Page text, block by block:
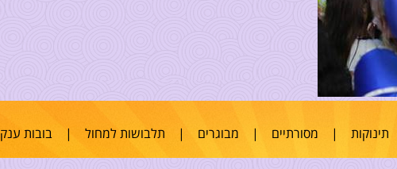
תינוקות | מסורתיים | מבוגרים | תלבושות למחול | בובות ענק